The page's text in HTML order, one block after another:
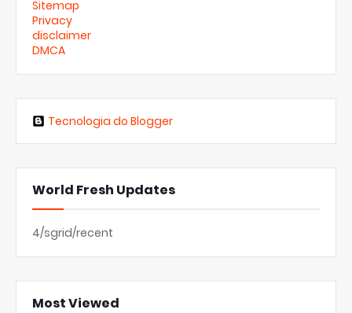
Sitemap
Privacy
disclaimer
DMCA
Tecnologia do Blogger
World Fresh Updates
4/sgrid/recent
Most Viewed